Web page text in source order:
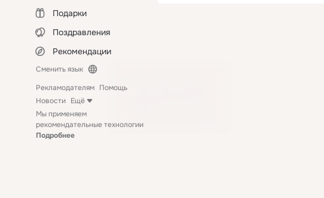
Подарки
Поздравления
Рекомендации
Сменить язык
Рекламодателям Помощь
Новости Ещё
Мы применяем
рекомендательные технологии
Подробнее